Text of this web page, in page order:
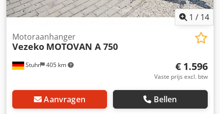
1 / 14
Stuhr 405 km
Motoraanhanger
Vezeko MOTOVAN A 750
€ 1.596
Vaste prijs excl. btw
Aanvragen Bellen